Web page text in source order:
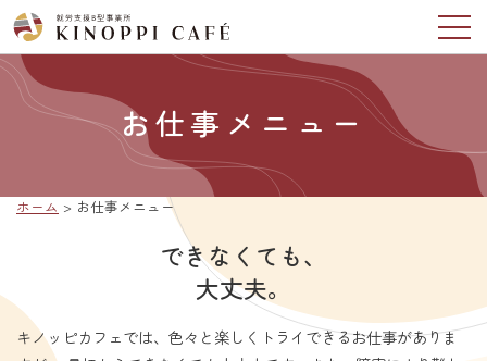
お仕事メニュー
ホーム > お仕事メニュー
できなくても、
大丈夫。
キノッピカフェでは、色々と楽しくトライできるお仕事がありま